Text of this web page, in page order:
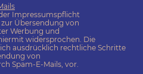
Impressumspflicht
Übersendung von
Werbung und
widersprochen. Die
ausdrücklich rechtliche Schritte
von
Spam-E-Mails, vor.